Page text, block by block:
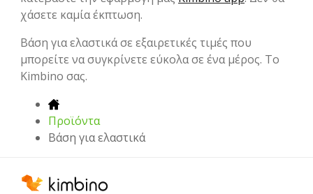
χάσετε καμία έκπτωση.
Βάση για ελαστικά σε εξαιρετικές τιμές που
μπορείτε να συγκρίνετε εύκολα σε ένα μέρος. Το
Kimbino σας.
Προϊόντα
Βάση για ελαστικά